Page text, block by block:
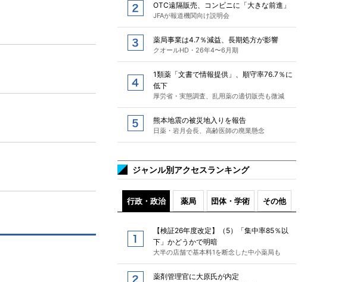
OTC遠隔販売、コンビニに「大きな前進」
JFAが報道機関向け説明会
薬局事業は4.7％減益、長期処方が影響
クオールHD・26年4〜6月期
1類薬「文書で情報提供」、順守率76.7％に
低下
厚労省・実態調査、乱用薬の適切販売も微減
熊本地震の被災地入りを報告
日薬・岩月会長、高齢医師の廃業懸念
ジャンル別アクセスランキング
行政・政治 薬局 団体・学術 その他
【検証26年度改定】（5）「集中率85％以
下」かどうかで明暗
大半の店舗で基本料1を断念した中小薬局も
薬剤管理官に大原氏が内定